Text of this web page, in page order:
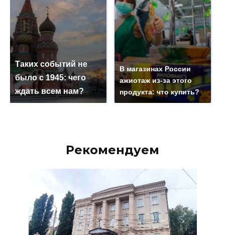
Таких событий не
было с 1945: чего
ждать всем нам?
В магазинах России
ажиотаж из-за этого
продукта: что купить?
Рекомендуем